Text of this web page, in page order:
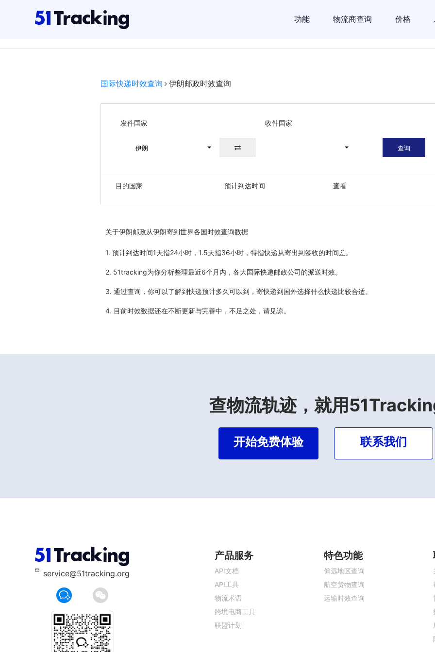
功能 物流商查询 价格
国际快递时效查询 伊朗邮政时效查询
发件国家 收件国家
伊朗 查询
目的国家 预计到达时间 查看
关于伊朗邮政从伊朗寄到世界各国时效查询数据
1. 预计到达时间1天指24小时，1.5天指36小时，特指快递从寄出到签收的时间差。
2. 51tracking为你分析整理最近6个月内，各大国际快递邮政公司的派送时效。
3. 通过查询，你可以了解到快递预计多久可以到，寄快递到国外选择什么快递比较合适。
4. 目前时效数据还在不断更新与完善中，不足之处，请见谅。
查物流轨迹，就用
开始免费体验 联系我们
service@51tracking.org
产品服务
API文档
API工具
物流术语
跨境电商工具
联盟计划
特色功能
偏远地区查询
航空货物查询
运输时效查询